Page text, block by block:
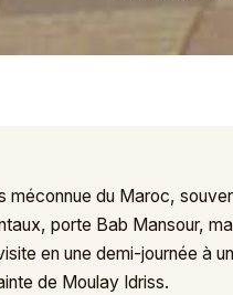
méconnue du Maroc,
porte Bab Mansour,
en une demi-journée à
de Moulay Idriss.